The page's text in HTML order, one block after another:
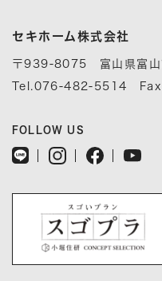
セキホーム株式会社
〒939-8075 富山県富山
Tel.076-482-5514
FOLLOW US